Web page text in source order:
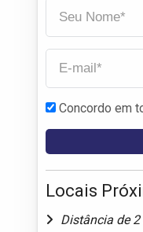
Concordo em
Locais
Distância de